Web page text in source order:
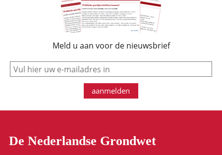
Meld u aan voor de nieuwsbrief
e-mail
aanmelden
De Nederlandse Grondwet